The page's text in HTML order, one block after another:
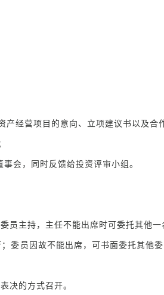
经营项目的意向、立项建议书以及合
会，同时反馈给投资评审小组。
员主持，主任不能出席时可委托其他一
员因故不能出席，可书面委托其他
决的方式召开。